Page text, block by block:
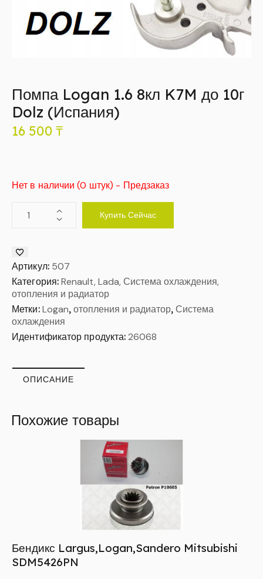
Помпа Logan 1.6 8кл K7M до 10г
Dolz (Испания)
16 500 ₸
Нет в наличии (0 штук) - Предзаказ
Купить Сейчас
Артикул: 507
Категория:Renault, Lada, Система охлаждения,
отопления и радиатор
Метки: Logan, отопления и радиатор,Система
охлаждения
Идентификатор продукта:26068
ОПИСАНИЕ
Похожие товары
Бендикс Largus,Logan,Sandero Mitsubishi
SDM5426PN